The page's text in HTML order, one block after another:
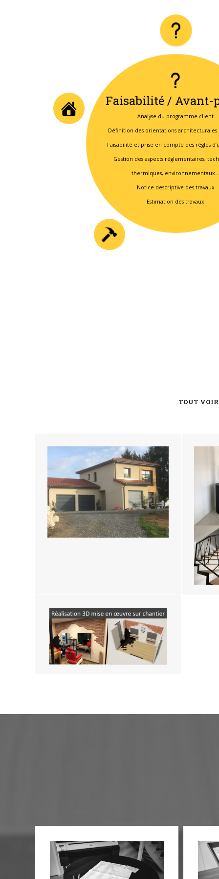
Faisabilité / Avant-
Analyse du programme client
Définition des orientations
Faisabilité et prise en compte des règles
Gestion des aspects réglementaires,
thermiques, environnementaux…
Notice descriptive des travaux
Estimation des travaux
TOUT VOIR